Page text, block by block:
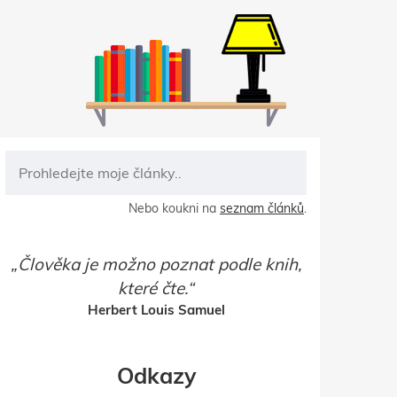
Nebo koukni na seznam článků.
Člověka je možno poznat podle knih,
které čte.
Herbert Louis Samuel
Odkazy